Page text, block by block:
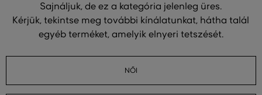
Sajnáljuk, de ez a kategória jelenleg üres.
Kérjük, tekintse meg további kínálatunkat, hátha talál
egyéb terméket, amelyik elnyeri tetszését.
NŐI